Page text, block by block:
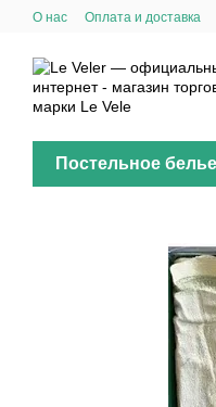
Перейти к основному
О нас Оплата и доставка
Постельное белье